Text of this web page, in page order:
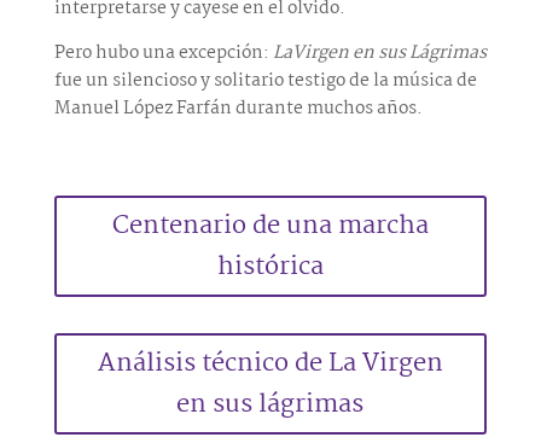
interpretarse y cayese en el olvido.
Pero hubo una excepción: LaVirgen en sus Lágrimas
fue un silencioso y solitario testigo de la música de
Manuel López Farfán durante muchos años.
Centenario de una marcha
histórica
Análisis técnico de La Virgen
en sus lágrimas